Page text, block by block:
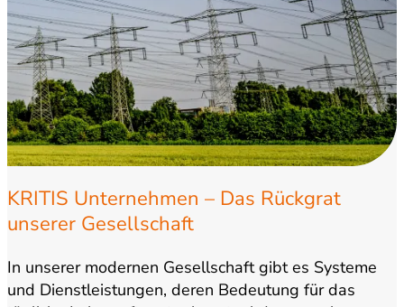
KRITIS Unternehmen – Das Rückgrat
unserer Gesellschaft
In unserer modernen Gesellschaft gibt es Systeme
und Dienstleistungen, deren Bedeutung für das